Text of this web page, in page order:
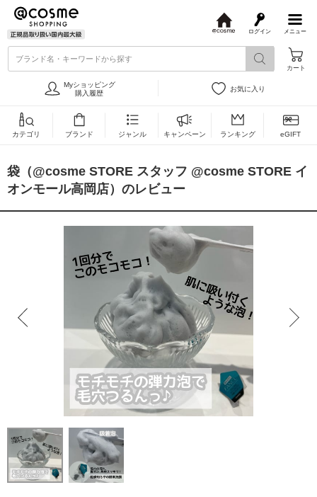
メニュー
ログイン
s
ブランド名・キーワードから探す
カート
Myショッピング
購入履歴
お気に入り
カテゴリ ブランド ジャンル キャンペーン ランキング eGIFT
袋（@cosme STORE スタッフ @cosme STORE イ
オンモール高岡店）のレビュー